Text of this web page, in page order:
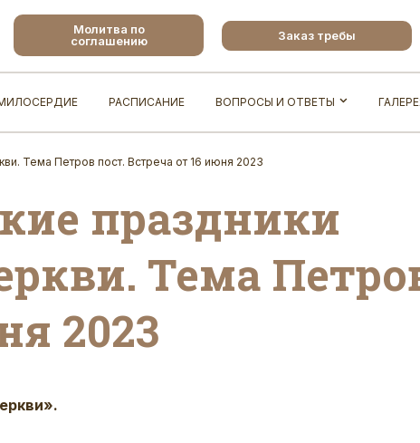
Молитва по
соглашению
Заказ требы
РАСПИСАНИЕ ВОПРОСЫ И ОТВЕТЫ
Тема Петров пост. Встреча от 16 июня 2023
праздники
Тема
2023